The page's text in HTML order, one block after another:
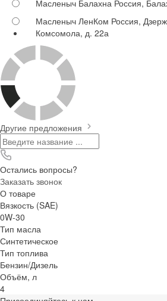
Масленыч Балахна Россия,
Масленыч ЛенКом Россия,
Комсомола, д. 22а
Другие предложения
Остались вопросы?
Заказать звонок
О товаре
Вязкость (SAE)
0W-30
Тип масла
Синтетическое
Тип топлива
Бензин/Дизель
Объём, л
4